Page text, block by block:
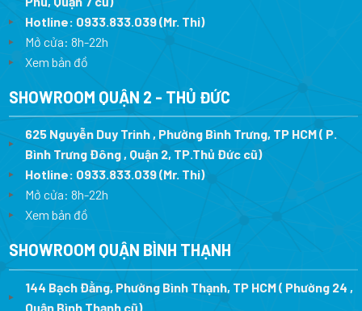
Hotline: 0933.833.039(Mr. Thi)
Mở cửa: 8h-22h
Xem bản đồ
SHOWROOM QUẬN 2 - THỦ ĐỨC
625 Nguyễn Duy Trinh , Phường Bình Trưng, TP HCM ( P.
Bình Trưng Đông , Quận 2, TP.Thủ Đức cũ)
Hotline: 0933.833.039(Mr. Thi)
Mở cửa: 8h-22h
Xem bản đồ
SHOWROOM QUẬN BÌNH THẠNH
144 Bạch Đằng, Phường Bình Thạnh, TP HCM ( Phường 24 ,
Quận Bình Thạnh cũ)